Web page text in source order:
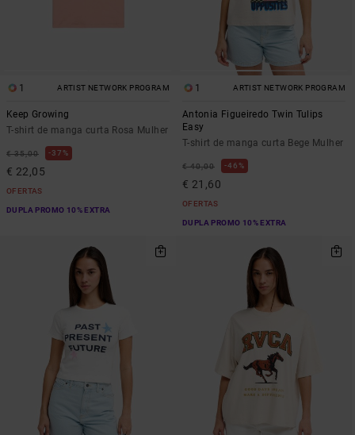
1 ARTIST NETWORK PROGRAM
Keep Growing
T-shirt de manga curta Rosa Mulher
€ 35,00 37%
€ 22,05
OFERTAS
DUPLA PROMO 10% EXTRA
1 ARTIST NETWORK PROGRAM
Antonia Figueiredo Twin Tulips
Easy
T-shirt de manga curta Bege Mulher
€ 40,00 46%
€ 21,60
OFERTAS
DUPLA PROMO 10% EXTRA